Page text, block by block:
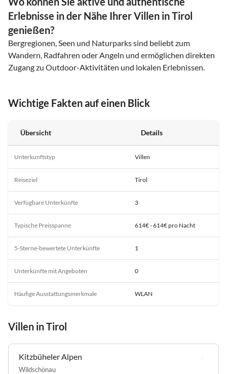
Erlebnisse in der Nähe Ihrer Villen in Tirol
genießen?
Bergregionen, Seen und Naturparks sind beliebt zum
Wandern, Radfahren oder Angeln und ermöglichen direkten
Zugang zu Outdoor-Aktivitäten und lokalen Erlebnissen.
Wichtige Fakten auf einen Blick
Übersicht Details
Unterkunftstyp Villen
Reiseziel Tirol
Verfügbare Unterkünfte 3
Typische Preisspanne 614€ - 614€ pro Nacht
5-Sterne-bewertete Unterkünfte 1
Unterkünfte mit Angeboten 0
Häufige Ausstattungsmerkmale WLAN
Villen in Tirol
Kitzbüheler Alpen
Wildschönau